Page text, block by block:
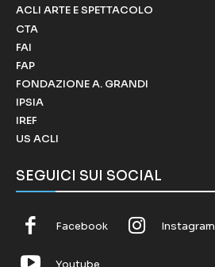
ACLI ARTE E SPETTACOLO
CTA
FAI
FAP
FONDAZIONE A. GRANDI
IPSIA
IREF
US ACLI
SEGUICI SUI SOCIAL
Facebook Instagram
Youtube